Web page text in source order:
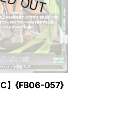
C】{FB06-057}